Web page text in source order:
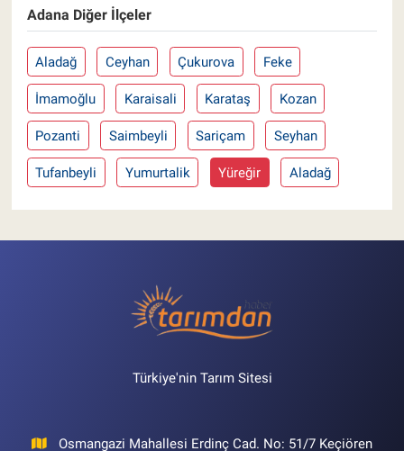
Adana Diğer İlçeler
Aladağ Ceyhan Çukurova Feke
İmamoğlu Karaisali Karataş Kozan
Pozanti Saimbeyli Sariçam Seyhan
Tufanbeyli Yumurtalik Yüreğir Aladağ
Türkiye'nin Tarım Sitesi
Osmangazi Mahallesi Erdinç Cad. No: 51/7 Keçiören